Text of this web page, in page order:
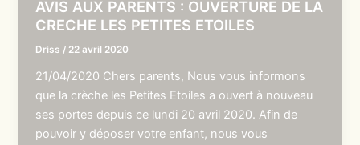
AVIS AUX PARENTS : OUVERTURE DE LA
CRECHE LES PETITES ETOILES
Driss / 22 avril 2020
21/04/2020 Chers parents, Nous vous informons
que la crèche les Petites Etoiles a ouvert à nouveau
ses portes depuis ce lundi 20 avril 2020. Afin de
pouvoir y déposer votre enfant, nous vous